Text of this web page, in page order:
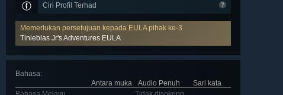
Ciri Profil Terhad
Memerlukan persetujuan kepada EULA pihak ke-3
Tinieblas Jr's Adventures EULA
Bahasa:
Antara muka
Audio Penuh
Sari kata